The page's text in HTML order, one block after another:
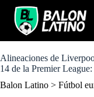
o
c
n
Alineaciones de
14 de la Premier
Balon Latino > Fútbol